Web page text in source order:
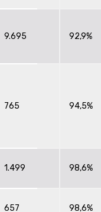
9.695 92,9%
765 94,5%
1.499 98,6%
657 98,6%